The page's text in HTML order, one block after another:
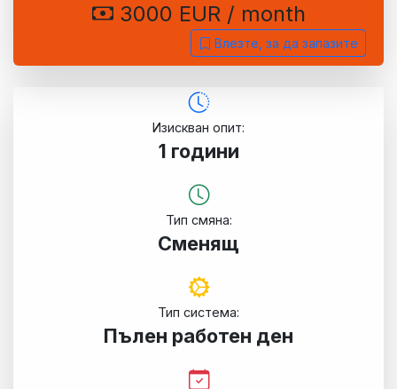
3000 EUR / month
Влезте, за да запазите
Изискван опит:
1 години
Тип смяна:
Сменящ
Тип система:
Пълен работен ден